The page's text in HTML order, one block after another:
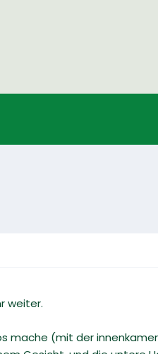
weiter.
mache (mit der